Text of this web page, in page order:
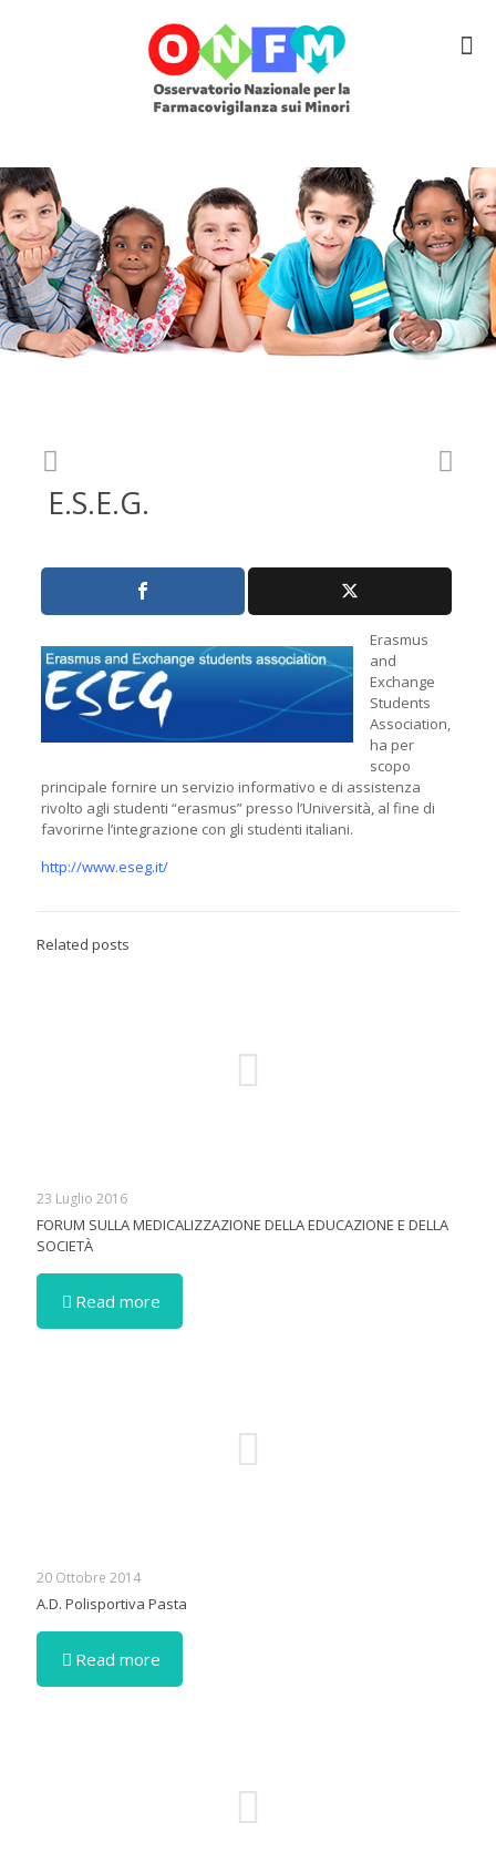
E.S.E.G.
Erasmus
and
Exchange
Students
Association,
ha per
scopo
principale fornire un servizio informativo e di assistenza
rivolto agli studenti “erasmus” presso l’Università, al fine di
favorirne l’integrazione con gli studenti italiani.
http://www.eseg.it/
Related posts
23 Luglio 2016
FORUM SULLA MEDICALIZZAZIONE DELLA EDUCAZIONE E DELLA
SOCIETÀ
Read more
20 Ottobre 2014
A.D. Polisportiva Pasta
Read more